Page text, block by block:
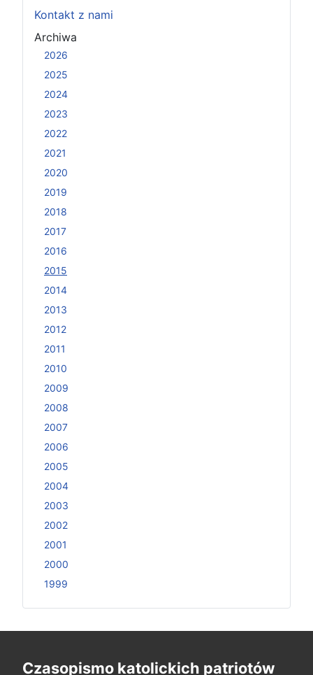
Kontakt z nami
Archiwa
2026
2025
2024
2023
2022
2021
2020
2019
2018
2017
2016
2015
2014
2013
2012
2011
2010
2009
2008
2007
2006
2005
2004
2003
2002
2001
2000
1999
Czasopismo katolickich patriotów